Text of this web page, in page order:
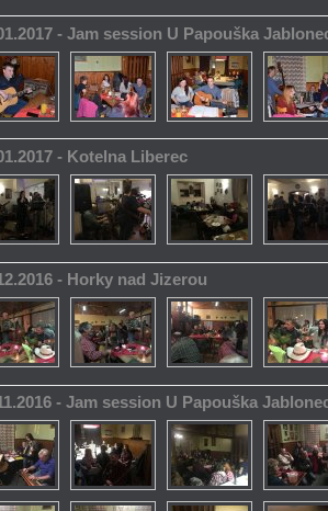
- Jam session U Papouška
- Kotelna Liberec
- Horky nad Jizerou
- Jam session U Papouška